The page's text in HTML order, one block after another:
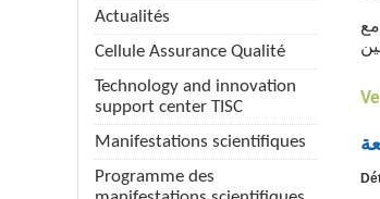
مع
Actualités
Cellule Assurance Qualité
Technology and innovation
support center TISC
Manifestations scientifiques
Programme des